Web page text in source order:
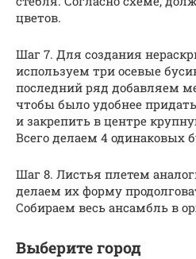
цветов.
Шаг 7. Для создания
используем три осевые
последний ряд добавляем
чтобы было удобнее
и закрепить в центре
Всего делаем 4 одинаковых
Шаг 8. Листья плетем
делаем их форму
Собираем весь ансамбль в
Выберите город